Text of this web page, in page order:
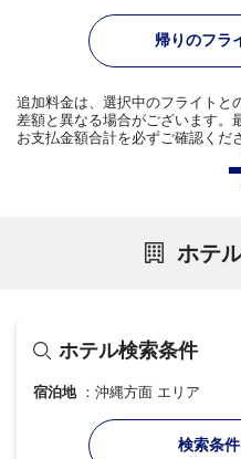
帰りのフラ
追加料金は、選択中のフライトと
差額と異なる場合がございます。
お支払金額合計を必ずご確認くだ
ホテ
ホテル検索条件
宿泊地 沖縄方面 エリア
検索条